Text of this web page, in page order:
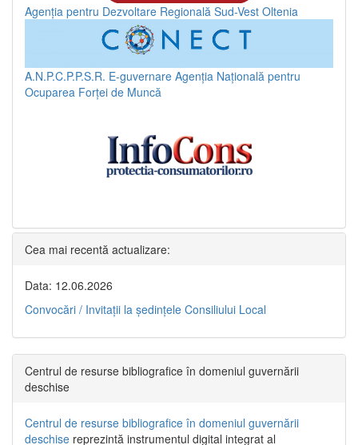
Agenția pentru Dezvoltare Regională Sud-Vest Oltenia
A.N.P.C.P.P.S.R. E-guvernare Agenția Națională pentru
Ocuparea Forței de Muncă
Cea mai recentă actualizare:
Data: 12.06.2026
Convocări / Invitaţii la şedinţele Consiliului Local
Centrul de resurse bibliografice în domeniul guvernării
deschise
Centrul de resurse bibliografice în domeniul guvernării
deschise reprezintă instrumentul digital integrat al